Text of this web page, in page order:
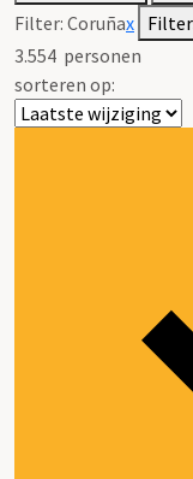
Filter: Coruñax
3.554 personen
sorteren op: